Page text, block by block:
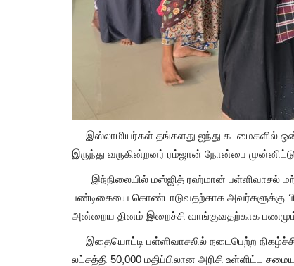
இஸ்லாமியர்கள் தங்களது ஐந்து கடமைகளில்
இருந்து வருகின்றனர் ரம்ஜான் நோன்பை
இந்நிலையில் மஸ்ஜித் ரஹ்மான் பள்ளிவாசல்
பண்டிகையை கொண்டாடுவதற்காக அவர்களுக்கு
அன்றைய தினம் இறைச்சி வாங்குவதற்காக பணமும்
இதையொட்டி பள்ளிவாசலில் நடைபெற்ற
லட்சத்தி 50,000 மதிப்பிலான அரிசி உள்ளிட்ட